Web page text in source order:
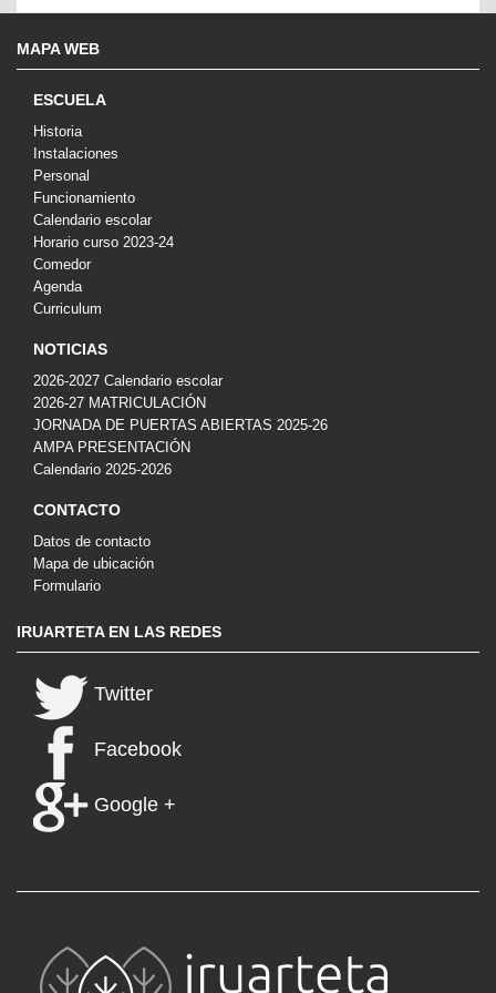
MAPA WEB
ESCUELA
Historia
Instalaciones
Personal
Funcionamiento
Calendario escolar
Horario curso 2023-24
Comedor
Agenda
Curriculum
NOTICIAS
2026-2027 Calendario escolar
2026-27 MATRICULACIÓN
JORNADA DE PUERTAS ABIERTAS 2025-26
AMPA PRESENTACIÓN
Calendario 2025-2026
CONTACTO
Datos de contacto
Mapa de ubicación
Formulario
IRUARTETA EN LAS REDES
Twitter
Facebook
Google +